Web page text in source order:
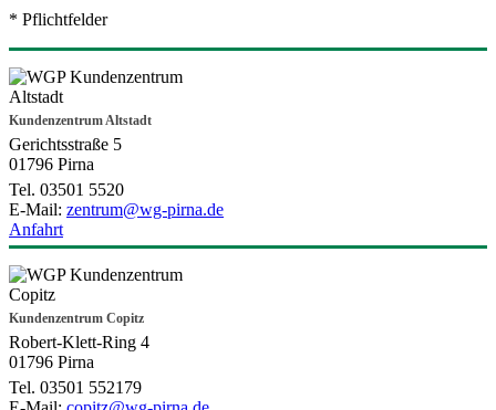
* Pflichtfelder
Kundenzentrum Altstadt
Gerichtsstraße 5
01796 Pirna
Tel. 03501 5520
E-Mail: zentrum@wg-pirna.de
Anfahrt
Kundenzentrum Copitz
Robert-Klett-Ring 4
01796 Pirna
Tel. 03501 552179